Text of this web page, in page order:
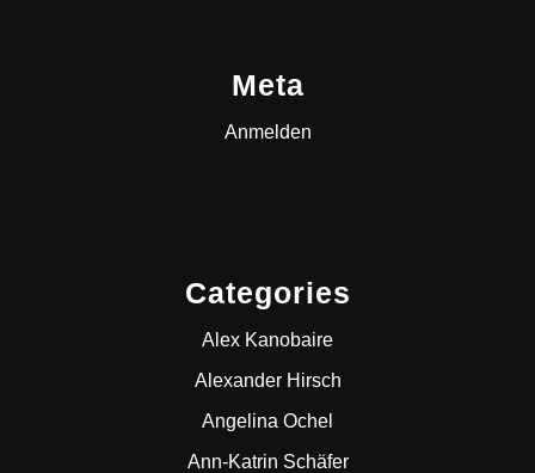
Meta
Anmelden
Categories
Alex Kanobaire
Alexander Hirsch
Angelina Ochel
Ann-Katrin Schäfer